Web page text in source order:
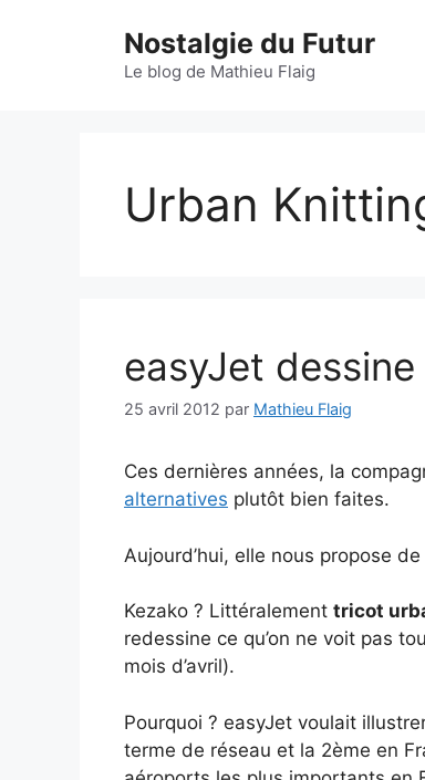
Nostalgie du Futur
Le blog de Mathieu Flaig
Urban
easyJet
25 avril 2012 par Mathieu Flaig
Ces dernières années, la
alternatives plutôt bien faites.
Aujourd’hui, elle nous propose
Kezako ? Littéralement tricot
redessine ce qu’on ne voit pas
mois d’avril).
Pourquoi ? easyJet voulait
terme de réseau et la 2ème en